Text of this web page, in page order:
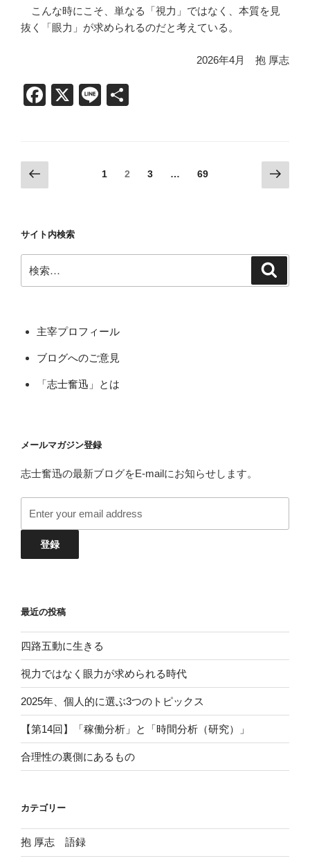
こんな時にこそ、単なる「視力」ではなく、本質を見
抜く「眼力」が求められるのだと考えている。
2026年4月 抱 厚志
F
e
b
o
k
X
Li
投
稿
ペ
ジ
送
前
の
ジ
固
1 2
固
3 …
固
69
次
の
サイト内検索
索:
主宰プロフィール
ブログへのご意見
「志士奮迅」とは
メールマガジン登録
志士奮迅の最新ブログをE-mailにお知らせします。
最近の投稿
四路五動に生きる
視力ではなく眼力が求められる時代
2025年、個人的に選ぶ3つのトピックス
【第14回】「稼働分析」と「時間分析（研究）」
合理性の裏側にあるもの
カテゴリー
抱 厚志 語録